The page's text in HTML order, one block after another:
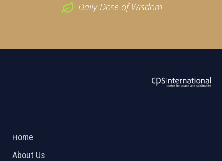
Daily Dose of Wisdom
Home
About Us